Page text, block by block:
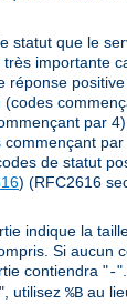
statut que le
importante
réponse
(codes
par
de statut
) (RFC2616
indique la
Si aucun
contiendra "-
", utilisez %B au